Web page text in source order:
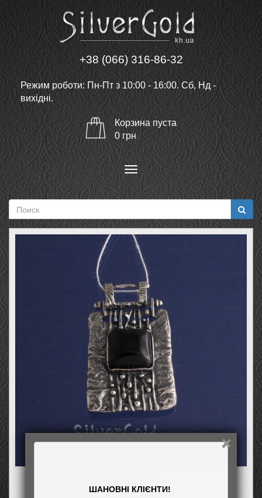
ШАНОВНІ КЛІЄНТИ!
+38 (066) 316-86-32
Режим роботи: Пн-Пт з 10:00 - 16:00. Сб, Нд -
вихідні.
Корзина пуста
0 грн
Меню